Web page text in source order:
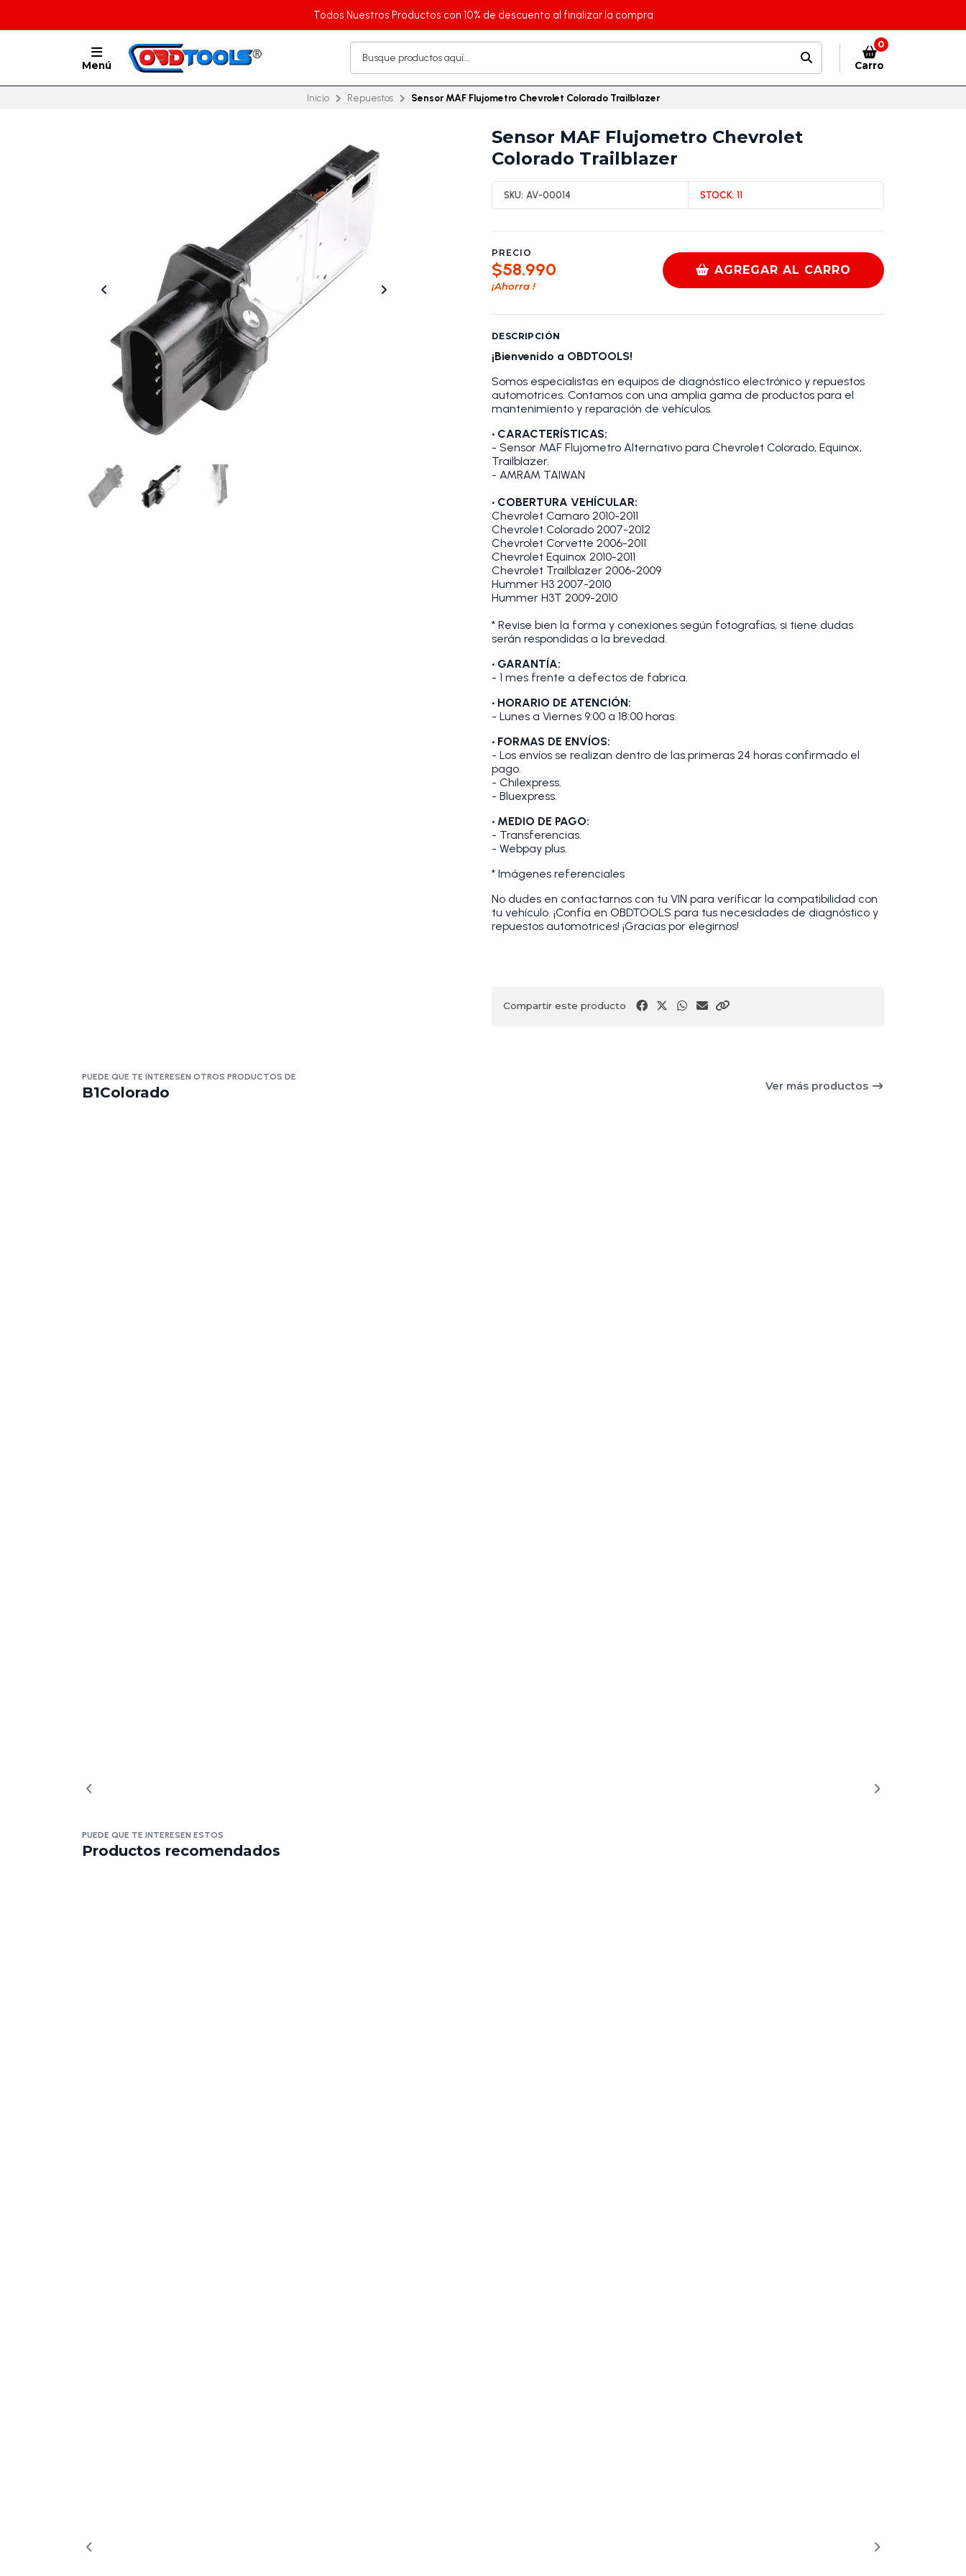
Todos Nuestros Productos con 10% de descuento al finalizar la compra
Menú
0
Carro
Inicio Repuestos Sensor MAF Flujometro Chevrolet Colorado Trailblazer
Sensor MAF Flujometro Chevrolet
Colorado Trailblazer
SKU: AV-00014 STOCK: 11
PRECIO
$58.990
¡Ahorra !
AGREGAR AL CARRO
DESCRIPCIÓN
¡Bienvenido a OBDTOOLS!
Somos especialistas en equipos de diagnóstico electrónico y repuestos
automotrices. Contamos con una amplia gama de productos para el
mantenimiento y reparación de vehículos.
• CARACTERÍSTICAS:
- Sensor MAF Flujometro Alternativo para Chevrolet Colorado, Equinox,
Trailblazer.
- AMRAM TAIWAN
• COBERTURA VEHÍCULAR:
Chevrolet Camaro 2010-2011
Chevrolet Colorado 2007-2012
Chevrolet Corvette 2006-2011
Chevrolet Equinox 2010-2011
Chevrolet Trailblazer 2006-2009
Hummer H3 2007-2010
Hummer H3T 2009-2010
* Revise bien la forma y conexiones según fotografías, si tiene dudas
serán respondidas a la brevedad.
• GARANTÍA:
- 1 mes frente a defectos de fabrica.
• HORARIO DE ATENCIÓN:
- Lunes a Viernes 9:00 a 18:00 horas.
• FORMAS DE ENVÍOS:
- Los envíos se realizan dentro de las primeras 24 horas confirmado el
pago.
- Chilexpress.
- Bluexpress.
• MEDIO DE PAGO:
- Transferencias.
- Webpay plus.
* Imágenes referenciales
No dudes en contactarnos con tu VIN para verificar la compatibilidad con
tu vehículo. ¡Confía en OBDTOOLS para tus necesidades de diagnóstico y
repuestos automotrices! ¡Gracias por elegirnos!
Compartir este producto
PUEDE QUE TE INTERESEN OTROS PRODUCTOS DE
B1Colorado Ver más productos
PUEDE QUE TE INTERESEN ESTOS
Productos recomendados